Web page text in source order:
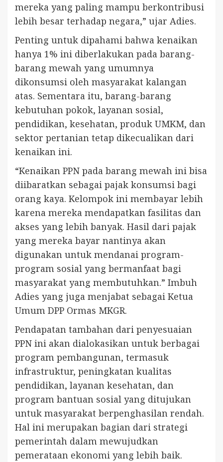
mereka yang paling mampu berkontribusi
lebih besar terhadap negara,” ujar Adies.
Penting untuk dipahami bahwa kenaikan
hanya 1% ini diberlakukan pada barang-
barang mewah yang umumnya
dikonsumsi oleh masyarakat kalangan
atas. Sementara itu, barang-barang
kebutuhan pokok, layanan sosial,
pendidikan, kesehatan, produk UMKM, dan
sektor pertanian tetap dikecualikan dari
kenaikan ini.
“Kenaikan PPN pada barang mewah ini bisa
diibaratkan sebagai pajak konsumsi bagi
orang kaya. Kelompok ini membayar lebih
karena mereka mendapatkan fasilitas dan
akses yang lebih banyak. Hasil dari pajak
yang mereka bayar nantinya akan
digunakan untuk mendanai program-
program sosial yang bermanfaat bagi
masyarakat yang membutuhkan.” Imbuh
Adies yang juga menjabat sebagai Ketua
Umum DPP Ormas MKGR.
Pendapatan tambahan dari penyesuaian
PPN ini akan dialokasikan untuk berbagai
program pembangunan, termasuk
infrastruktur, peningkatan kualitas
pendidikan, layanan kesehatan, dan
program bantuan sosial yang ditujukan
untuk masyarakat berpenghasilan rendah.
Hal ini merupakan bagian dari strategi
pemerintah dalam mewujudkan
pemerataan ekonomi yang lebih baik.